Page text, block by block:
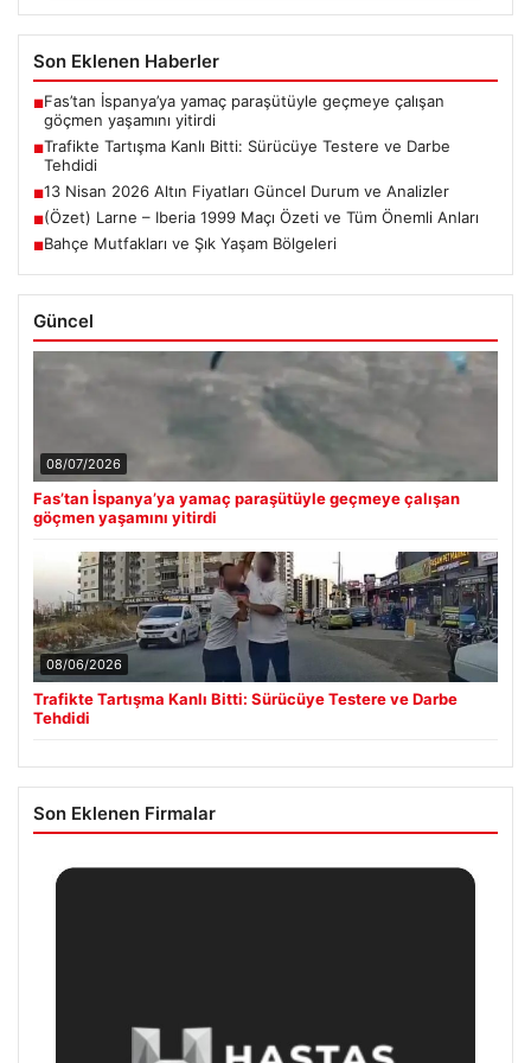
Son Eklenen Haberler
■Fas’tan İspanya’ya yamaç paraşütüyle geçmeye çalışan
göçmen yaşamını yitirdi
■Trafikte Tartışma Kanlı Bitti: Sürücüye Testere ve Darbe
Tehdidi
■13 Nisan 2026 Altın Fiyatları Güncel Durum ve Analizler
■(Özet) Larne – Iberia 1999 Maçı Özeti ve Tüm Önemli Anları
■Bahçe Mutfakları ve Şık Yaşam Bölgeleri
Güncel
08/07/2026
Fas’tan İspanya’ya yamaç paraşütüyle geçmeye çalışan
göçmen yaşamını yitirdi
08/06/2026
Trafikte Tartışma Kanlı Bitti: Sürücüye Testere ve Darbe
Tehdidi
Son Eklenen Firmalar